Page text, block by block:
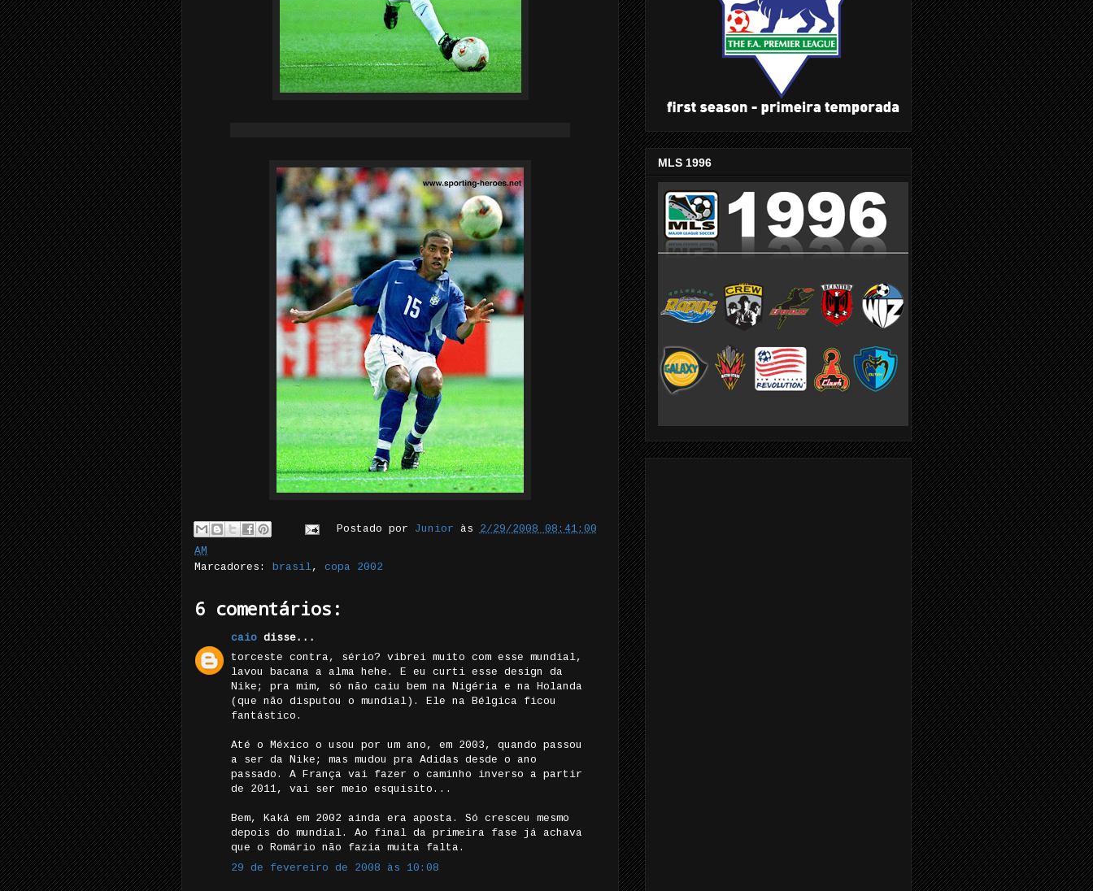
Postado por Junior às 2/29/2008 08:41:00
AM
Marcadores:
brasil, copa 2002
6 comentários:
caio disse...
torceste contra, sério? vibrei muito com esse mundial,
lavou bacana a alma hehe. E eu curti esse design da
Nike; pra mim, só não caiu bem na Nigéria e na Holanda
(que não disputou o mundial). Ele na Bélgica ficou
fantástico.
Até o México o usou por um ano, em 2003, quando passou
a ser da Nike; mas mudou pra Adidas desde o ano
passado. A França vai fazer o caminho inverso a partir
de 2011, vai ser meio esquisito...
Bem, Kaká em 2002 ainda era aposta. Só cresceu mesmo
depois do mundial. Ao final da primeira fase já achava
que o Romário não fazia muita falta.
29 de fevereiro de 2008 às 10:08
MLS 1996